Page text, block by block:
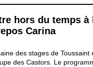
hors du temps à
Carina
des stages de Toussaint
des Castors. Le